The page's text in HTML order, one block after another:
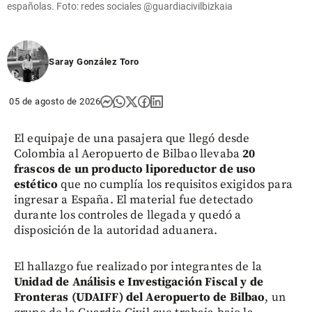
españolas. Foto: redes sociales @guardiacivilbizkaia
Saray González Toro
05 de agosto de 2026
El equipaje de una pasajera que llegó desde
Colombia al Aeropuerto de Bilbao llevaba20
frascos de un producto liporeductor de uso
estético que no cumplía los requisitos exigidos para
ingresar a España. El material fue detectado
durante los controles de llegada y quedó a
disposición de la autoridad aduanera.
El hallazgo fue realizado por integrantes de la
Unidad de Análisis e Investigación Fiscal y de
Fronteras (UDAIFF) del Aeropuerto de Bilbao, un